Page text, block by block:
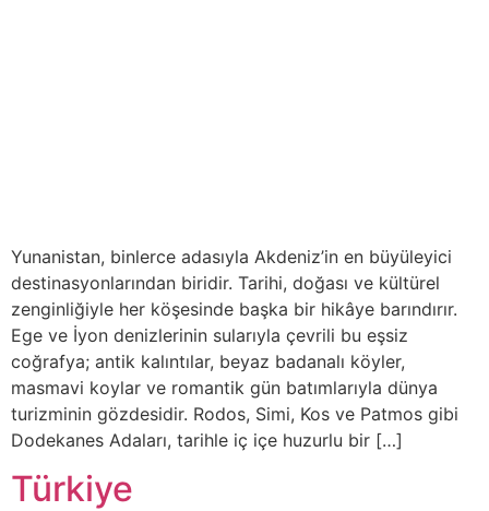
Yunanistan, binlerce adasıyla Akdeniz’in en büyüleyici
destinasyonlarından biridir. Tarihi, doğası ve kültürel
zenginliğiyle her köşesinde başka bir hikâye barındırır.
Ege ve İyon denizlerinin sularıyla çevrili bu eşsiz
coğrafya; antik kalıntılar, beyaz badanalı köyler,
masmavi koylar ve romantik gün batımlarıyla dünya
turizminin gözdesidir. Rodos, Simi, Kos ve Patmos gibi
Dodekanes Adaları, tarihle iç içe huzurlu bir […]
Türkiye